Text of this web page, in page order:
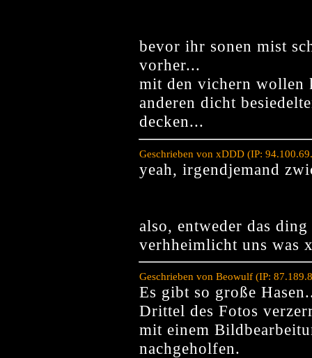
bevor ihr sonen mist
vorher...
mit den vichern wollen
anderen dicht
decken...
Geschrieben von xDDD (IP:
yeah, irgendjemand
also, entweder das
verhheimlicht uns was
Geschrieben von Beowulf (IP:
Es gibt so große
Drittel des Fotos
mit einem
nachgeholfen.